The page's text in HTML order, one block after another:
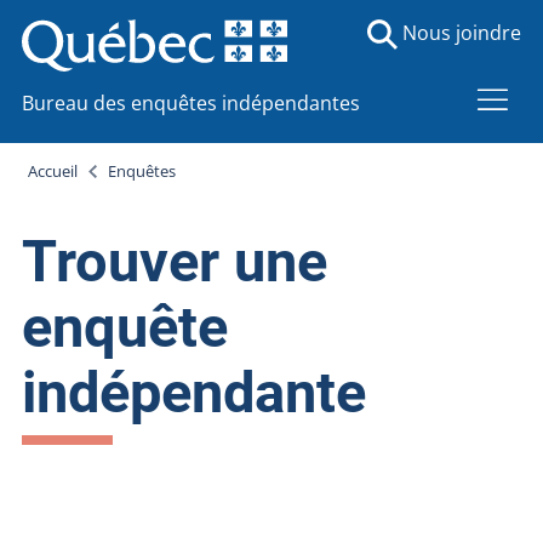
Bureau des enquêtes indépendantes
Nous joindre
Accueil Enquêtes
Trouver une
enquête
indépendante